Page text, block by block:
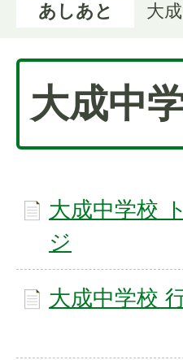
あしあと
大
大成中
大成中学校
ジ
大成中学校